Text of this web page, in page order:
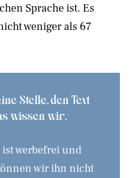
Sprache ist. Es
weniger als 67
Stelle, den Text
wissen wir.
werbefrei und
wir ihn nicht